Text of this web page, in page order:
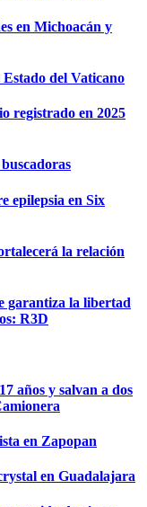
en Michoacán y
del Vaticano
registrado en 2025
epilepsia en Six
la relación
garantiza la libertad
R3D
años y salvan a dos
en Zapopan
en Guadalajara